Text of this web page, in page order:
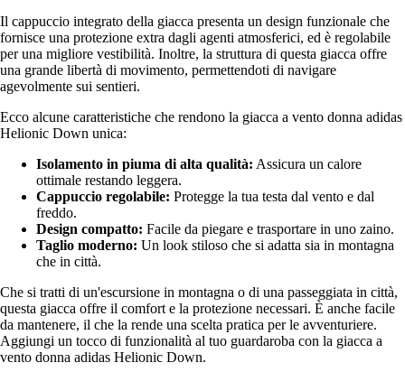
Il cappuccio integrato della giacca presenta un design funzionale che
fornisce una protezione extra dagli agenti atmosferici, ed è regolabile
per una migliore vestibilità. Inoltre, la struttura di questa giacca offre
una grande libertà di movimento, permettendoti di navigare
agevolmente sui sentieri.
Ecco alcune caratteristiche che rendono la giacca a vento donna adidas
Helionic Down unica:
Isolamento in piuma di alta qualità: Assicura un calore
ottimale restando leggera.
Cappuccio regolabile: Protegge la tua testa dal vento e dal
freddo.
Design compatto: Facile da piegare e trasportare in uno zaino.
Taglio moderno: Un look stiloso che si adatta sia in montagna
che in città.
Che si tratti di un'escursione in montagna o di una passeggiata in città,
questa giacca offre il comfort e la protezione necessari. È anche facile
da mantenere, il che la rende una scelta pratica per le avventuriere.
Aggiungi un tocco di funzionalità al tuo guardaroba con la giacca a
vento donna adidas Helionic Down.